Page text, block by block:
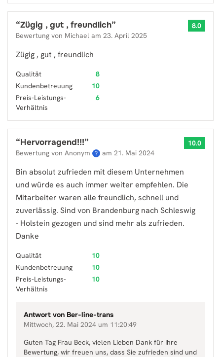
“Zügig , gut , freundlich”
Bewertung von Michael am 23. April 2025
8.0
Zügig , gut , freundlich
Qualität
8
Kundenbetreuung
10
Preis-Leistungs-
Verhältnis
6
“Hervorragend!!!”
Bewertung von Anonym ? am 21. Mai 2024
10.0
Bin absolut zufrieden mit diesem Unternehmen
und würde es auch immer weiter empfehlen. Die
Mitarbeiter waren alle freundlich, schnell und
zuverlässig. Sind von Brandenburg nach Schleswig
- Holstein gezogen und sind mehr als zufrieden.
Danke
Qualität
10
Kundenbetreuung
10
Preis-Leistungs-
Verhältnis
10
Antwort von Ber-line-trans
Mittwoch, 22. Mai 2024 um 11:20:49
Guten Tag Frau Beck, vielen Lieben Dank für Ihre
Bewertung, wir freuen uns, dass Sie zufrieden sind und